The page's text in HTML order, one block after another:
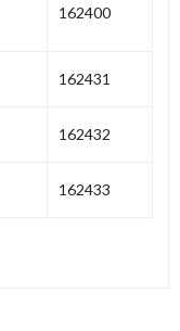
162400
162431
162432
162433